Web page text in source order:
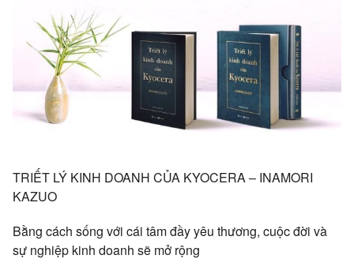
TRIẾT LÝ KINH DOANH CỦA KYOCERA – INAMORI
KAZUO
Bằng cách sống với cái tâm đầy yêu thương, cuộc đời và
sự nghiệp kinh doanh sẽ mở rộng